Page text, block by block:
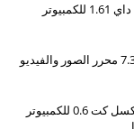
تحميل لعبة Hay Day هاي داي 1.61 للكمبيوتر
تحميل تطبيق Lovi لوفي 7.3 محرر الصور والفيديو
تحميل تطبيق Pixelcut بيكسل كت 0.6 للكمبيوتر